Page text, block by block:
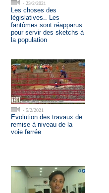
- 23/2/2021
Les choses des
législatives.. Les
fantômes sont réapparus
pour servir des sketchs à
la population
- 5/2/2021
Evolution des travaux de
remise à niveau de la
voie ferrée